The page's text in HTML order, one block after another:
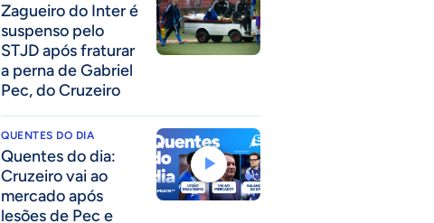
Zagueiro do Inter é
suspenso pelo
STJD após fraturar
a perna de Gabriel
Pec, do Cruzeiro
QUENTES DO DIA
Quentes do dia:
Cruzeiro vai ao
mercado após
lesões de Pec e